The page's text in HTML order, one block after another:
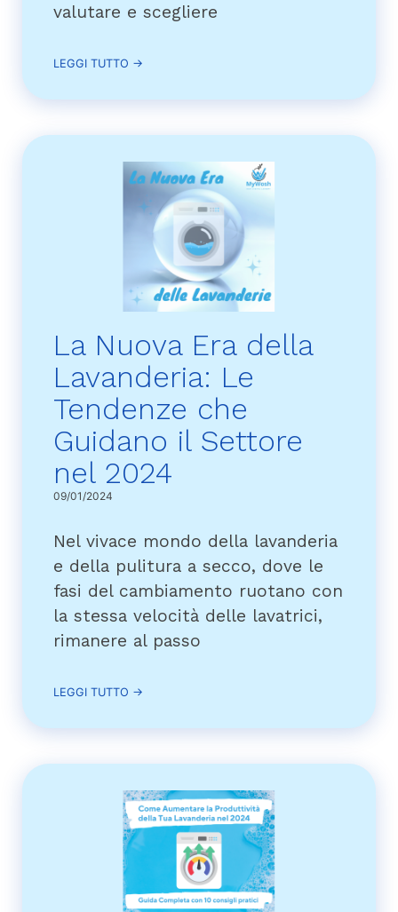
valutare e scegliere
LEGGI TUTTO →
La Nuova Era della
Lavanderia: Le
Tendenze che
Guidano il Settore
nel 2024
09/01/2024
Nel vivace mondo della lavanderia
e della pulitura a secco, dove le
fasi del cambiamento ruotano con
la stessa velocità delle lavatrici,
rimanere al passo
LEGGI TUTTO →